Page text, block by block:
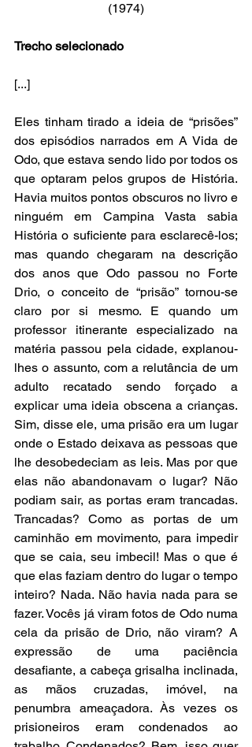
(1974)
Trecho selecionado
[...]
Eles tinham tirado a ideia de “prisões”
dos episódios narrados em A Vida de
Odo, que estava sendo lido por todos os
que optaram pelos grupos de História.
Havia muitos pontos obscuros no livro e
ninguém em Campina Vasta sabia
História o suficiente para esclarecê-los;
mas quando chegaram na descrição
dos anos que Odo passou no Forte
Drio, o conceito de “prisão” tornou-se
claro por si mesmo. E quando um
professor itinerante especializado na
matéria passou pela cidade, explanou-
lhes o assunto, com a relutância de um
adulto recatado sendo forçado a
explicar uma ideia obscena a crianças.
Sim, disse ele, uma prisão era um lugar
onde o Estado deixava as pessoas que
lhe desobedeciam as leis. Mas por que
elas não abandonavam o lugar? Não
podiam sair, as portas eram trancadas.
Trancadas? Como as portas de um
caminhão em movimento, para impedir
que se caia, seu imbecil! Mas o que é
que elas faziam dentro do lugar o tempo
inteiro? Nada. Não havia nada para se
fazer. Vocês já viram fotos de Odo numa
cela da prisão de Drio, não viram? A
expressão de uma paciência
desafiante, a cabeça grisalha inclinada,
as mãos cruzadas, imóvel, na
penumbra ameaçadora. Às vezes os
prisioneiros eram condenados ao